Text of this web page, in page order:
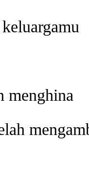
menghina